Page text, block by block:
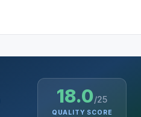
18.0/25
QUALITY SCORE